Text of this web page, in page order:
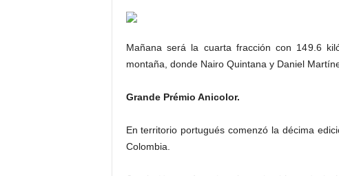
Mañana será la cuarta fracción con 149.6
montaña, donde Nairo Quintana y Daniel
Grande Prémio Anicolor.
En territorio portugués comenzó la décima
Colombia.